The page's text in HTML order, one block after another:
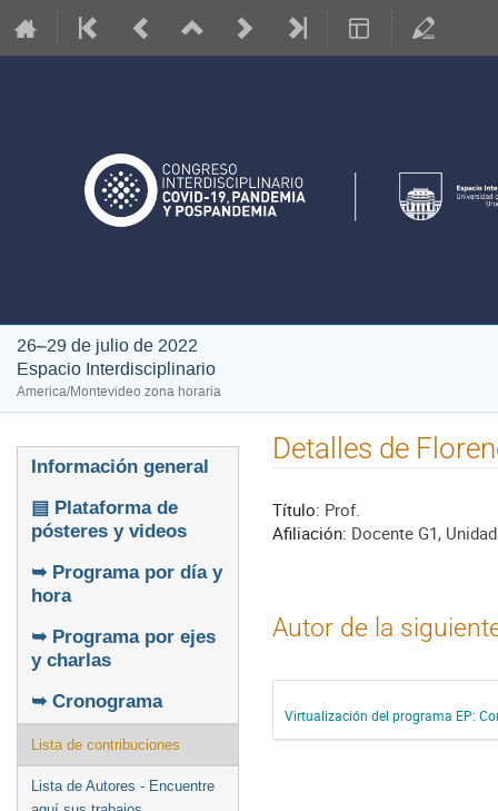
26–29 de julio de 2022
Espacio Interdisciplinario
America/Montevideo zona horaria
Event
menu
Información general
▤ Plataforma de
pósteres y videos
➥ Programa por día y
hora
➥ Programa por ejes
y charlas
➥ Cronograma
Lista de contribuciones
Lista de Autores - Encuentre
Detalles de
Título: Prof.
Afiliación: Docente G1,
Autor de la
Virtualización del programa EP: